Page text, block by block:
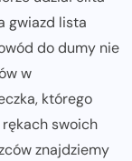
gwiazd lista
do dumy nie
w
którego
swoich
znajdziemy